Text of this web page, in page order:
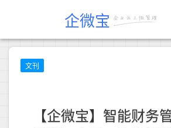
企微宝
文刊
【企微宝】智能财务